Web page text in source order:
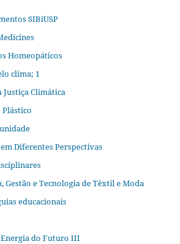
SIBiUSP
Homeopáticos
clima; 1
Justiça Climática
Plástico
Diferentes Perspectivas
Gestão e Tecnologia de Têxtil e Moda
educacionais
do Futuro III